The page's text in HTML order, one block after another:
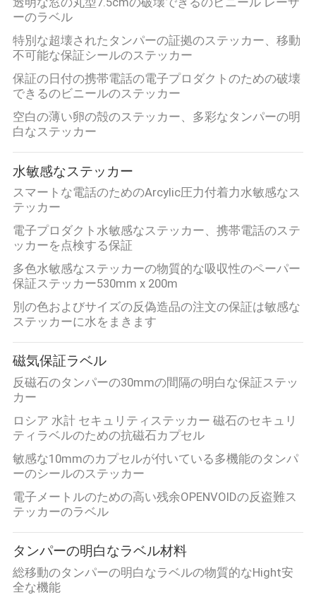
ーのラベル
特別な超壊されたタンパーの証拠のステッカー、移動
不可能な保証シールのステッカー
保証の日付の携帯電話の電子プロダクトのための破壊
できるのビニールのステッカー
空白の薄い卵の殻のステッカー、多彩なタンパーの明
白なステッカー
水敏感なステッカー
スマートな電話のためのArcylic圧力付着力水敏感なス
テッカー
電子プロダクト水敏感なステッカー、携帯電話のステ
ッカーを点検する保証
多色水敏感なステッカーの物質的な吸収性のペーパー
保証ステッカー530mm x 200m
別の色およびサイズの反偽造品の注文の保証は敏感な
ステッカーに水をまきます
磁気保証ラベル
反磁石のタンパーの30mmの間隔の明白な保証ステッ
カー
ロシア 水計 セキュリティステッカー 磁石のセキュリ
ティラベルのための抗磁石カプセル
敏感な10mmのカプセルが付いている多機能のタンパ
ーのシールのステッカー
電子メートルのための高い残余OPENVOIDの反盗難ス
テッカーのラベル
タンパーの明白なラベル材料
総移動のタンパーの明白なラベルの物質的なHight安
全な機能